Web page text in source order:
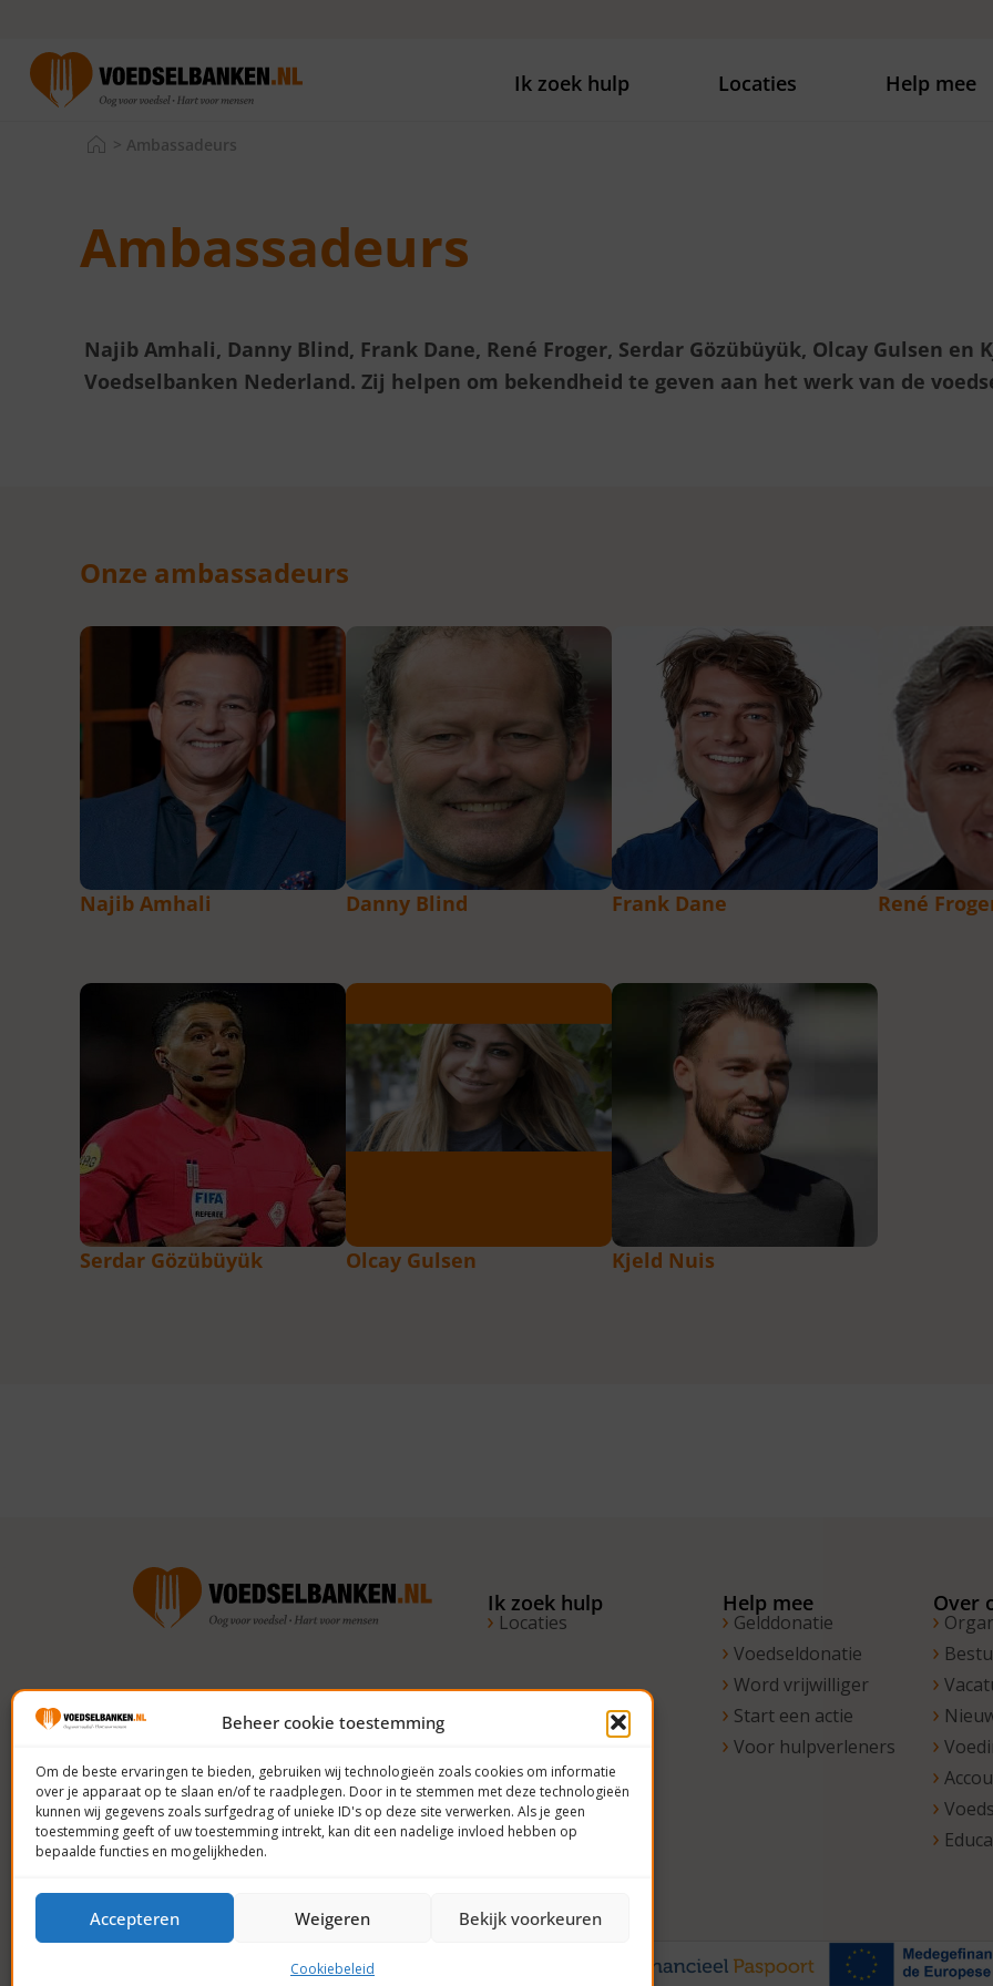
Beheer cookie toestemming
Om de beste ervaringen te bieden, gebruiken wij technologieën zoals cookies om informatie
over je apparaat op te slaan en/of te raadplegen. Door in te stemmen met deze technologieën
kunnen wij gegevens zoals surfgedrag of unieke ID's op deze site verwerken. Als je geen
toestemming geeft of uw toestemming intrekt, kan dit een nadelige invloed hebben op
bepaalde functies en mogelijkheden.
Accepteren Weigeren Bekijk voorkeuren
Cookiebeleid
Ik zoek hulp Locaties Help mee
> Ambassadeurs
Ambassadeurs
Najib Amhali, Danny Blind, Frank Dane, René Froger, Serdar Gözübüyük, Olcay Gulsen en
Voedselbanken Nederland. Zij helpen om bekendheid te geven aan het werk van de
Onze ambassadeurs
Najib Amhali Danny Blind Frank Dane René
Serdar Gözübüyük Olcay Gulsen Kjeld Nuis
Volg ons op social media
Ik zoek hulp
Locaties
Help mee
Gelddonatie
Voedseldonatie
Word vrijwilliger
Start een actie
Voor hulpverleners
Over